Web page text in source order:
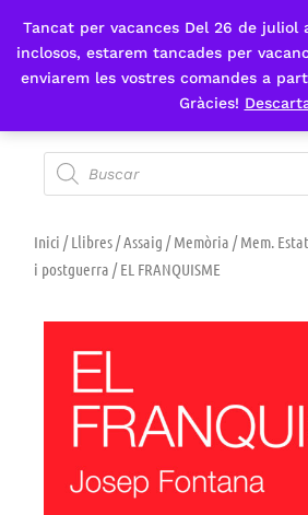
Tancat per vacances Del 26 de juliol
inclosos, estarem tancades per
enviarem les vostres comandes a
Gràcies!
Fes-te'n sòcia
Inici /Llibres/Assaig /Memòria /Mem.
i postguerra / EL FRANQUISME